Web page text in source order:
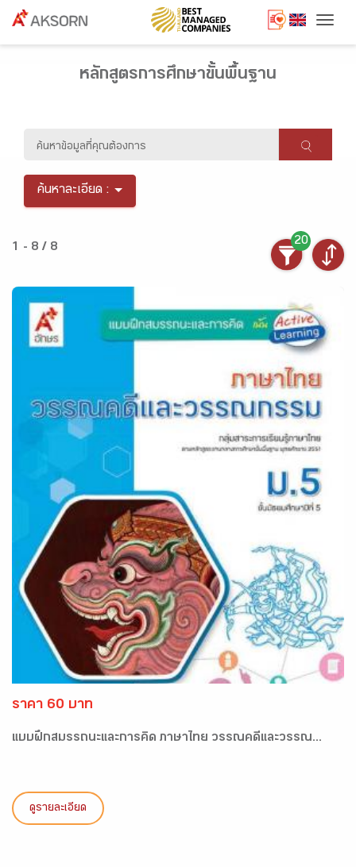
หลักสูตรการศึกษาขั้นพื้นฐาน
ค้นหาละเอียด :
1 - 8 / 8
20
ราคา 60 บาท
แบบฝึกสมรรถนะและการคิด ภาษาไทย วรรณคดีและวรรณ...
ดูรายละเอียด